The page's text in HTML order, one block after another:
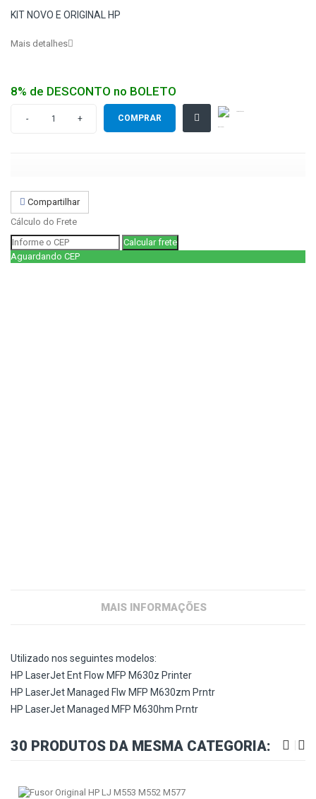
KIT NOVO E ORIGINAL HP
Mais detalhes
8% de DESCONTO no BOLETO
- + COMPRAR
Compartilhar
Cálculo do Frete
Aguardando CEP
MAIS INFORMAÇÕES
Utilizado nos seguintes modelos:
HP LaserJet Ent Flow MFP M630z Printer
HP LaserJet Managed Flw MFP M630zm Prntr
HP LaserJet Managed MFP M630hm Prntr
30 PRODUTOS DA MESMA CATEGORIA: